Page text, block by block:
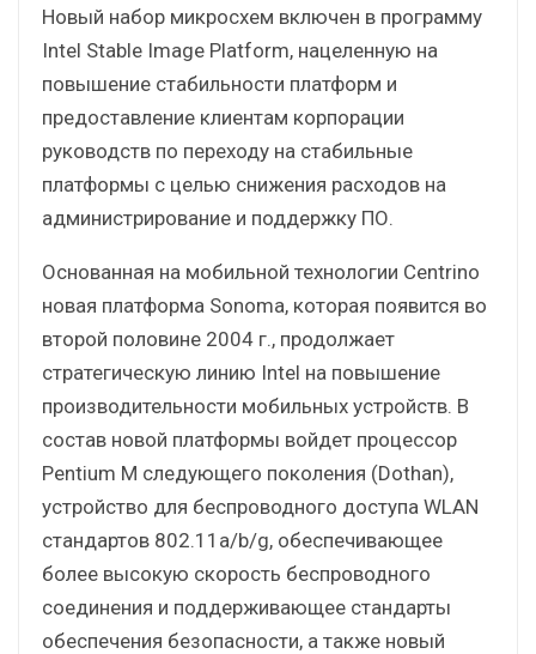
Новый набор микросхем включен в программу
Intel Stable Image Platform, нацеленную на
повышение стабильности платформ и
предоставление клиентам корпорации
руководств по переходу на стабильные
платформы с целью снижения расходов на
администрирование и поддержку ПО.
Основанная на мобильной технологии Centrino
новая платформа Sonoma, которая появится во
второй половине 2004 г., продолжает
стратегическую линию Intel на повышение
производительности мобильных устройств. В
состав новой платформы войдет процессор
Pentium M следующего поколения (Dothan),
устройство для беспроводного доступа WLAN
стандартов 802.11a/b/g, обеспечивающее
более высокую скорость беспроводного
соединения и поддерживающее стандарты
обеспечения безопасности, а также новый